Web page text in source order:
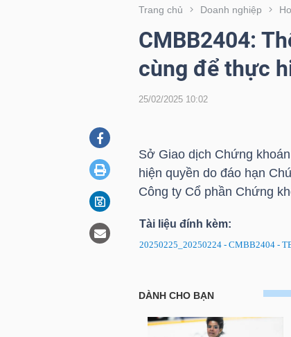
Trang chủ Doanh nghiệp
CMBB2404:
cùng để thực
25/02/2025 10:02
Sở Giao dịch Chứng khoán
hiện quyền do đáo hạn
Công ty Cổ phần Chứng
Tài liệu đính kèm:
20250225_20250224 - CMBB2404 -
CMBB2404: Thông báo